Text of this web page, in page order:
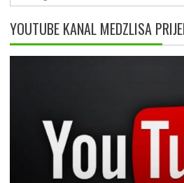
YOUTUBE KANAL MEDZLISA